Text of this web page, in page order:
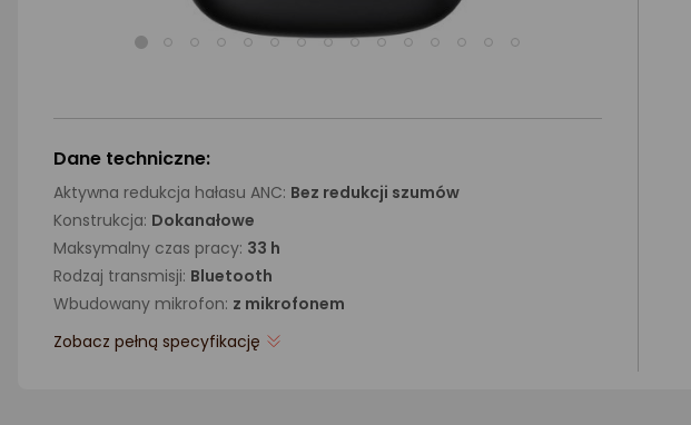
Dane techniczne:
Aktywna redukcja hałasu ANC: Bez redukcji szumów
Konstrukcja: Dokanałowe
Maksymalny czas pracy: 33 h
Rodzaj transmisji: Bluetooth
Wbudowany mikrofon: z mikrofonem
Zobacz pełną specyfikację